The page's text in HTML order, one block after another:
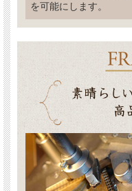
を可能にします。